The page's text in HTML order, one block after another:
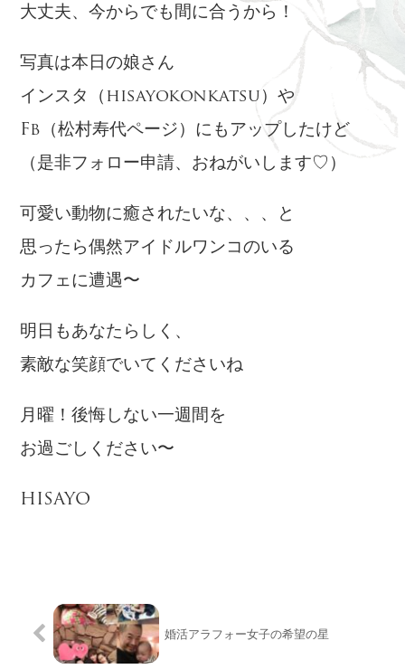
大丈夫、今からでも間に合うから！
写真は本日の娘さん
インスタ（hisayokonkatsu）や
Fb（松村寿代ページ）にもアップしたけど
（是非フォロー申請、おねがいします♡）
可愛い動物に癒されたいな、、、と
思ったら偶然アイドルワンコのいる
カフェに遭遇〜
明日もあなたらしく、
素敵な笑顔でいてくださいね
月曜！後悔しない一週間を
お過ごしください〜
HISAYO
婚活アラフォー女子の希望の星